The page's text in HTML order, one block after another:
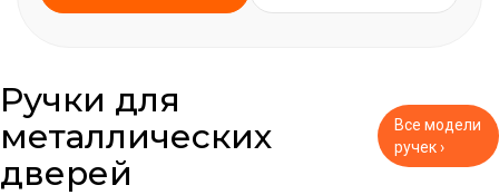
Ручки для
металлических
дверей
Все модели
ручек ›